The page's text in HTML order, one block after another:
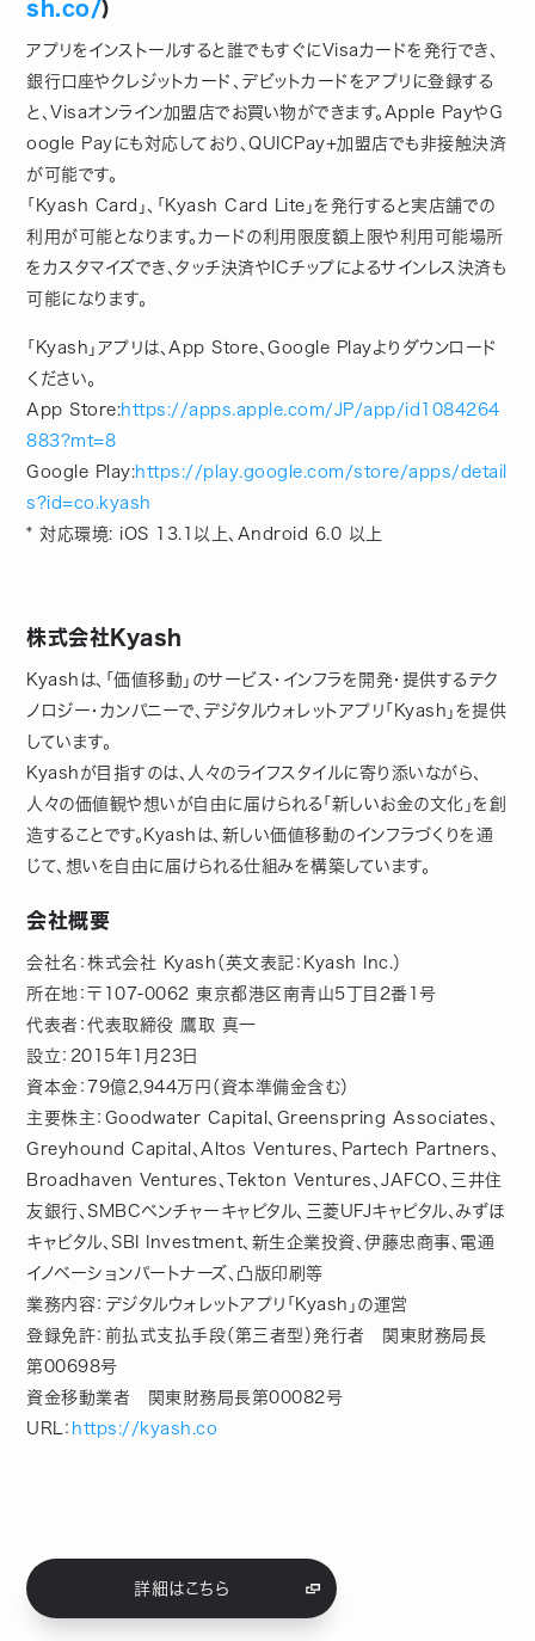
sh.co/)
アプリをインストールすると誰でもすぐにVisaカードを発行でき、
銀行口座やクレジットカード、デビットカードをアプリに登録する
と、Visaオンライン加盟店でお買い物ができます。Apple PayやG
oogle Payにも対応しており、QUICPay+加盟店でも非接触決済
が可能です。
「Kyash Card」、「Kyash Card Lite」を発行すると実店舗での
利用が可能となります。カードの利用限度額上限や利用可能場所
をカスタマイズでき、タッチ決済やICチップによるサインレス決済も
可能になります。
「​Kyash​」アプリは、​App Store​、​Google Play​よりダウンロード
ください。
App Store:​https://apps.apple.com/JP/app/id1084264
883?mt=8
Google Play:​https://play.google.com/store/apps/detail
s?id=co.kyash
* ​対応環境​: iOS ​13.1​以上、​Android 6.0 ​以上
株式会社Kyash
Kyashは、「価値移動」のサービス・インフラを開発・提供するテク
ノロジー・カンパニーで、デジタルウォレットアプリ「Kyash」を提供
しています。
Kyashが目指すのは、人々のライフスタイルに寄り添いながら、
人々の価値観や想いが自由に届けられる「新しいお金の文化」を創
造することです。Kyashは、新しい価値移動のインフラづくりを通
じて、想いを自由に届けられる仕組みを構築しています。
会社概要
会社名：株式会社 Kyash（英文表記：Kyash Inc.）
所在地：〒107-0062 東京都港区南青山5丁目2番1号
代表者：代表取締役 鷹取 真一
設立：2015年1月23日
資本金：79億2,944万円（資本準備金含む）
主要株主：Goodwater Capital、Greenspring Associates、
Greyhound Capital、Altos Ventures、Partech Partners、
Broadhaven Ventures、Tekton Ventures、JAFCO、三井住
友銀行、SMBCベンチャーキャピタル、三菱UFJキャピタル、みずほ
キャピタル、SBI Investment、新生企業投資、伊藤忠商事、電通
イノベーションパートナーズ、凸版印刷等
業務内容：デジタルウォレットアプリ「Kyash」の運営
登録免許：前払式支払手段（第三者型）発行者 関東財務局長
第00698号
資金移動業者 関東財務局長第00082号
URL： https://kyash.co
詳細はこちら